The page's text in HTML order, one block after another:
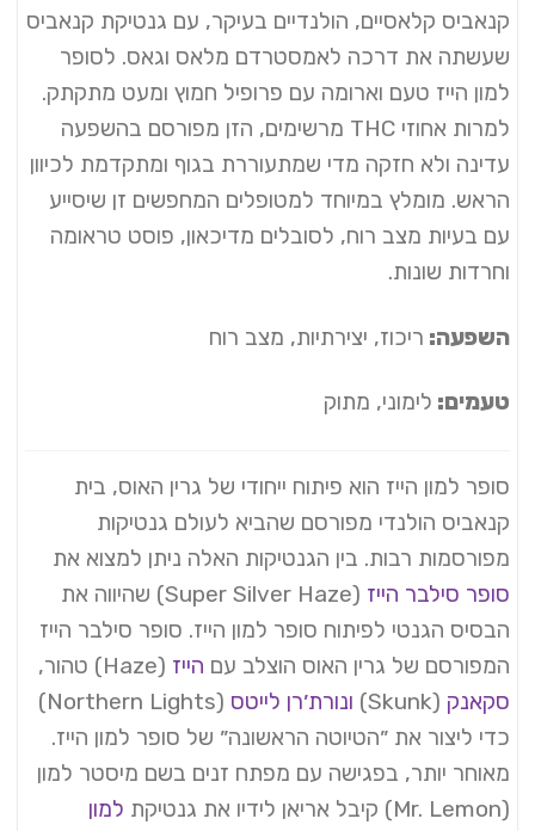
קנאביס קלאסיים, הולנדיים בעיקר, עם גנטיקת קנאביס
שעשתה את דרכה לאמסטרדם מלאס וגאס. לסופר
למון הייז טעם וארומה עם פרופיל חמוץ ומעט מתקתק.
למרות אחוזי THC מרשימים, הזן מפורסם בהשפעה
עדינה ולא חזקה מדי שמתעוררת בגוף ומתקדמת לכיוון
הראש. מומלץ במיוחד למטופלים המחפשים זן שיסייע
עם בעיות מצב רוח, לסובלים מדיכאון, פוסט טראומה
וחרדות שונות.
השפעה: ריכוז, יצירתיות, מצב רוח
טעמים: לימוני, מתוק
סופר למון הייז הוא פיתוח ייחודי של גרין האוס, בית
קנאביס הולנדי מפורסם שהביא לעולם גנטיקות
מפורסמות רבות. בין הגנטיקות האלה ניתן למצוא את
סופר סילבר הייז
(Super Silver Haze) שהיווה את
הבסיס הגנטי לפיתוח סופר למון הייז. סופר סילבר הייז
המפורסם של גרין האוס הוצלב עם הייז (Haze) טהור,
סקאנק (Skunk) ונורת׳רן לייטס
(Northern Lights)
כדי ליצור את ״הטיוטה הראשונה״ של סופר למון הייז.
מאוחר יותר, בפגישה עם מפתח זנים בשם מיסטר למון
(Mr. Lemon) קיבל אריאן לידיו את גנטיקת
למון